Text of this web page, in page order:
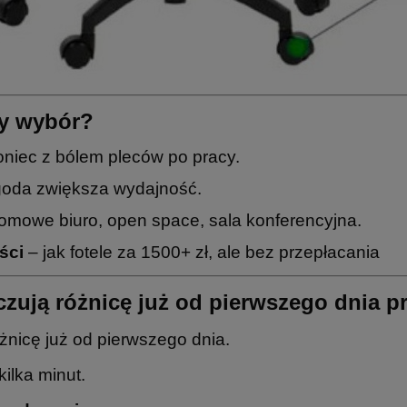
wybór?
z bólem pleców po pracy.
zwiększa wydajność.
biuro, open space, sala konferencyjna.
– jak fotele za 1500+ zł, ale bez przepłacania
różnicę już od pierwszego dnia
już od pierwszego dnia.
minut.